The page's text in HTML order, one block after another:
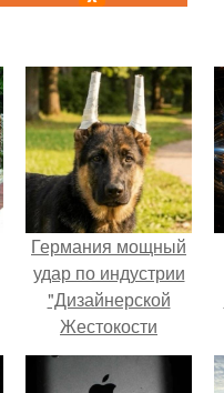
Германия мощный
удар по индустрии
"Дизайнерской
Жестокости
нанесла".